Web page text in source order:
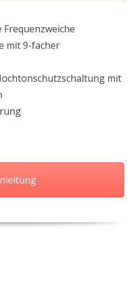
Frequenzweiche
mit 9-facher
mit